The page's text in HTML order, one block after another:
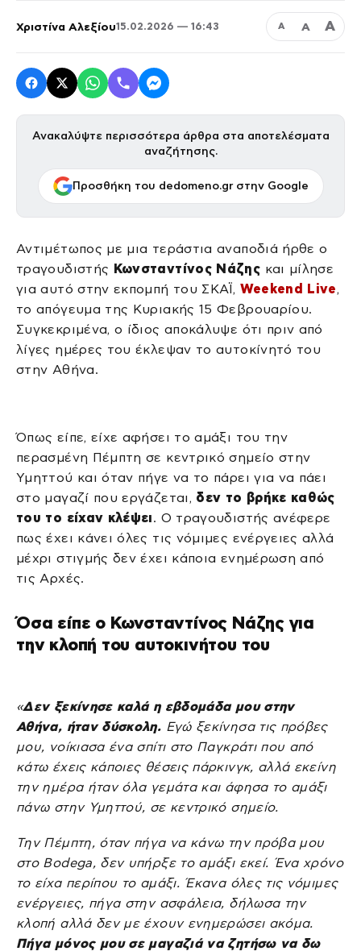
Χριστίνα Αλεξίου15.02.2026 — 16:43 Α Α Α
Ανακαλύψτε περισσότερα άρθρα στα αποτελέσματα
αναζήτησης.
Προσθήκη του dedomeno.gr στην Google
Αντιμέτωπος με μια τεράστια αναποδιά ήρθε ο
τραγουδιστής Κωνσταντίνος Νάζης και μίλησε
για αυτό στην εκπομπή του ΣΚΑΪ, Weekend Live,
το απόγευμα της Κυριακής 15 Φεβρουαρίου.
Συγκεκριμένα, ο ίδιος αποκάλυψε ότι πριν από
λίγες ημέρες του έκλεψαν το αυτοκίνητό του
στην Αθήνα.
Όπως είπε, είχε αφήσει το αμάξι του την
περασμένη Πέμπτη σε κεντρικό σημείο στην
Υμηττού και όταν πήγε να το πάρει για να πάει
στο μαγαζί που εργάζεται, δεν το βρήκε καθώς
του το είχαν κλέψει. Ο τραγουδιστής ανέφερε
πως έχει κάνει όλες τις νόμιμες ενέργειες αλλά
μέχρι στιγμής δεν έχει κάποια ενημέρωση από
τις Αρχές.
Όσα είπε ο Κωνσταντίνος Νάζης για
την κλοπή του αυτοκινήτου του
«Δεν ξεκίνησε καλά η εβδομάδα μου στην
Αθήνα, ήταν δύσκολη. Εγώ ξεκίνησα τις πρόβες
μου, νοίκιασα ένα σπίτι στο Παγκράτι που από
κάτω έχεις κάποιες θέσεις πάρκινγκ, αλλά εκείνη
την ημέρα ήταν όλα γεμάτα και άφησα το αμάξι
πάνω στην Υμηττού, σε κεντρικό σημείο.
Την Πέμπτη, όταν πήγα να κάνω την πρόβα μου
στο Bodega, δεν υπήρξε το αμάξι εκεί. Ένα χρόνο
το είχα περίπου το αμάξι. Έκανα όλες τις νόμιμες
ενέργειες, πήγα στην ασφάλεια, δήλωσα την
κλοπή αλλά δεν με έχουν ενημερώσει ακόμα.
Πήγα μόνος μου σε μαγαζιά να ζητήσω να δω